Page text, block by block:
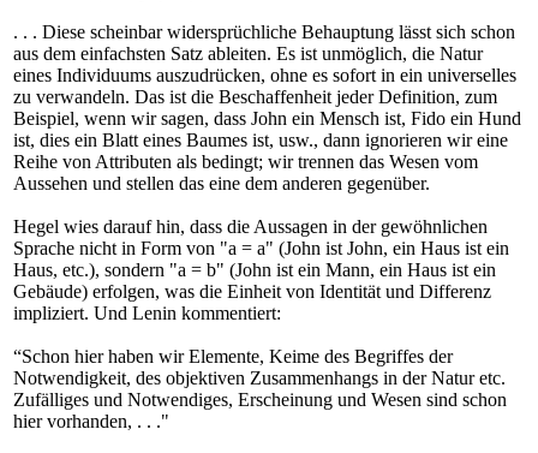
. . . Diese scheinbar widersprüchliche Behauptung lässt sich schon
aus dem einfachsten Satz ableiten. Es ist unmöglich, die Natur
eines Individuums auszudrücken, ohne es sofort in ein universelles
zu verwandeln. Das ist die Beschaffenheit jeder Definition, zum
Beispiel, wenn wir sagen, dass John ein Mensch ist, Fido ein Hund
ist, dies ein Blatt eines Baumes ist, usw., dann ignorieren wir eine
Reihe von Attributen als bedingt; wir trennen das Wesen vom
Aussehen und stellen das eine dem anderen gegenüber.
Hegel wies darauf hin, dass die Aussagen in der gewöhnlichen
Sprache nicht in Form von "a = a" (John ist John, ein Haus ist ein
Haus, etc.), sondern "a = b" (John ist ein Mann, ein Haus ist ein
Gebäude) erfolgen, was die Einheit von Identität und Differenz
impliziert. Und Lenin kommentiert:
“Schon hier haben wir Elemente, Keime des Begriffes der
Notwendigkeit, des objektiven Zusammenhangs in der Natur etc.
Zufälliges und Notwendiges, Erscheinung und Wesen sind schon
hier vorhanden, . . ."